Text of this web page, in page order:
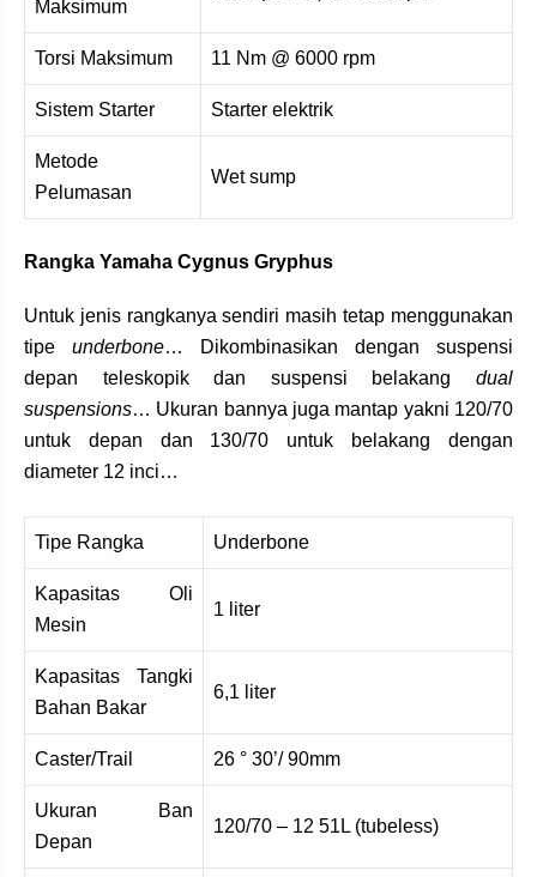
Maksimum
Torsi Maksimum 11 Nm @ 6000 rpm
Sistem Starter Starter elektrik
Metode
Pelumasan
Wet sump
Rangka Yamaha Cygnus Gryphus
Untuk jenis rangkanya sendiri masih tetap menggunakan
tipe underbone… Dikombinasikan dengan suspensi
depan teleskopik dan suspensi belakang dual
suspensions… Ukuran bannya juga mantap yakni 120/70
untuk depan dan 130/70 untuk belakang dengan
diameter 12 inci…
Tipe Rangka Underbone
Kapasitas Oli
Mesin
1 liter
Kapasitas Tangki
Bahan Bakar
6,1 liter
Caster/Trail 26 ° 30’/ 90mm
Ukuran Ban
Depan
120/70 – 12 51L (tubeless)